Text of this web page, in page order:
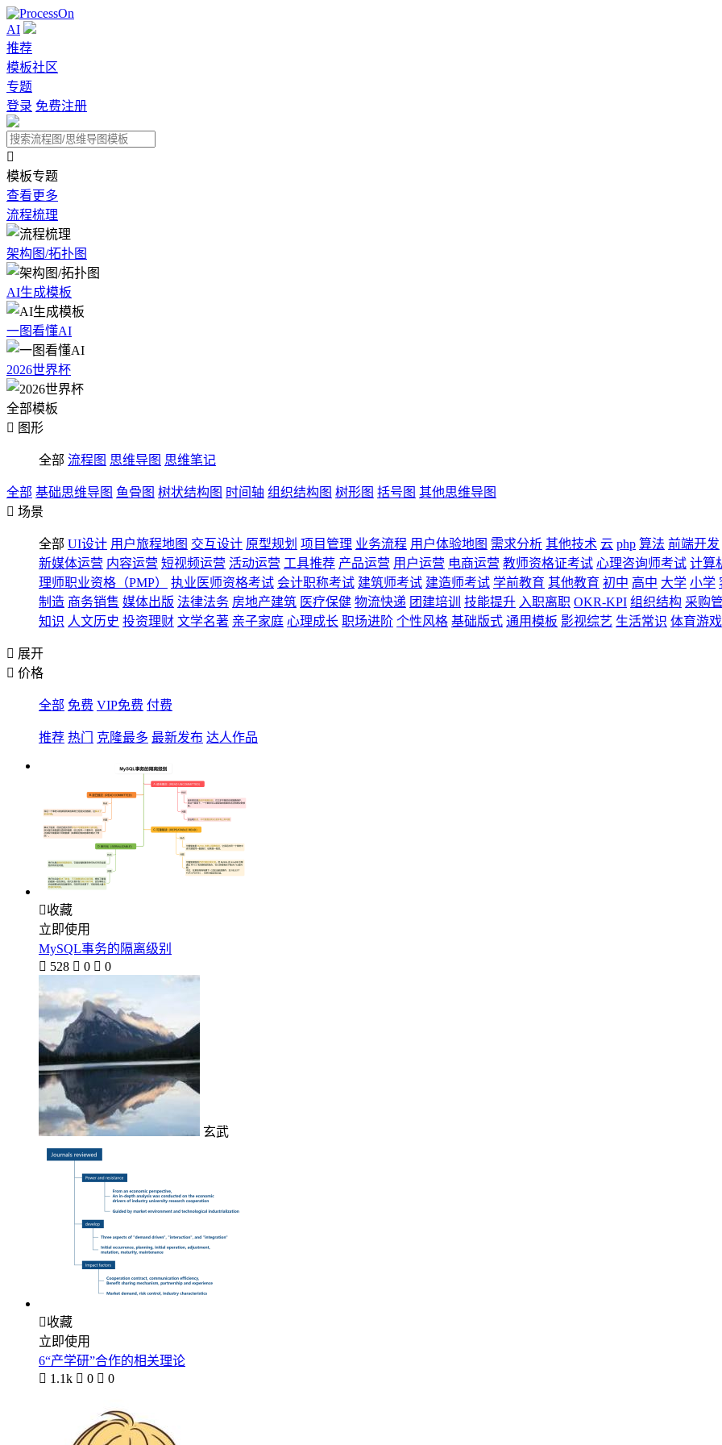
AI
推荐
模板社区
专题
登录 免费注册

模板专题
查看更多
流程梳理
架构图/拓扑图
AI生成模板
一图看懂AI
2026世界杯
全部模板
 图形
全部 流程图 思维导图 思维笔记
全部 基础思维导图 鱼骨图 树状结构图 时间轴 组织结构图 树形图 括号图 其他思维导图
 场景
全部 UI设计 用户旅程地图 交互设计 原型规划 项目管理 业务流程 用户体验地图 需求分析 其他技术 云 php 算法 前端开发
新媒体运营 内容运营 短视频运营 活动运营 工具推荐 产品运营 用户运营 电商运营 教师资格证考试 心理咨询师考试 计算
理师职业资格（PMP）
执业医师资格考试 会计职称考试 建筑师考试 建造师考试 学前教育 其他教育 初中 高中 大学 小学
制造 商务销售 媒体出版 法律法务 房地产建筑 医疗保健 物流快递 团建培训 技能提升 入职离职 OKR-KPI 组织结构 采购
知识 人文历史 投资理财 文学名著 亲子家庭 心理成长 职场进阶 个性风格 基础版式 通用模板 影视综艺 生活常识 体育游戏
 展开
 价格
全部 免费 VIP免费 付费
推荐 热门 克隆最多 最新发布 达人作品
收藏
立即使用
MySQL事务的隔离级别
 528  0  0
玄武
收藏
立即使用
6“产学研”合作的相关理论
 1.1k  0  0